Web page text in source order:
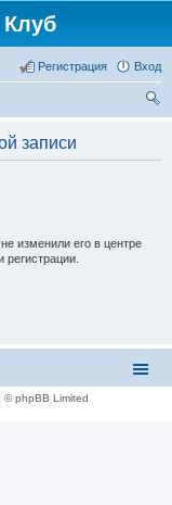
Вход
Регистрация
записи
изменили его в центре
© phpBB Limited